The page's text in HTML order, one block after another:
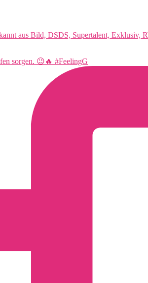
aus Bild, DSDS, Supertalent, Exklusiv,
sorgen. 😉🔥 #FeelingG